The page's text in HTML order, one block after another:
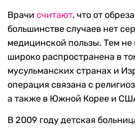
Врачи считают, что от
большинстве случаев нет
медицинской пользы. Тем не
широко распространена в
мусульманских странах и
операция связана с
а также в Южной Корее и
В 2009 году детская